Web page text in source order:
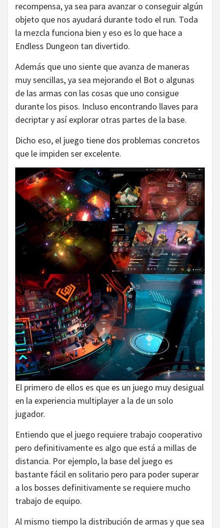
recompensa, ya sea para avanzar o conseguir algún
objeto que nos ayudará durante todo el run. Toda
la mezcla funciona bien y eso es lo que hace a
Endless Dungeon tan divertido.
Además que uno siente que avanza de maneras
muy sencillas, ya sea mejorando el Bot o algunas
de las armas con las cosas que uno consigue
durante los pisos. Incluso encontrando llaves para
decriptar y así explorar otras partes de la base.
Dicho eso, el juego tiene dos problemas concretos
que le impiden ser excelente.
El primero de ellos es que es un juego muy desigual
en la experiencia multiplayer a la de un solo
jugador.
Entiendo que el juego requiere trabajo cooperativo
pero definitivamente es algo que está a millas de
distancia. Por ejemplo, la base del juego es
bastante fácil en solitario pero para poder superar
a los bosses definitivamente se requiere mucho
trabajo de equipo.
Al mismo tiempo la distribución de armas y que sea